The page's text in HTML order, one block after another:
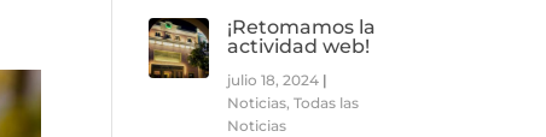
¡Retomamos la
actividad web!
julio 18, 2024 |
Noticias,Todas las
Noticias